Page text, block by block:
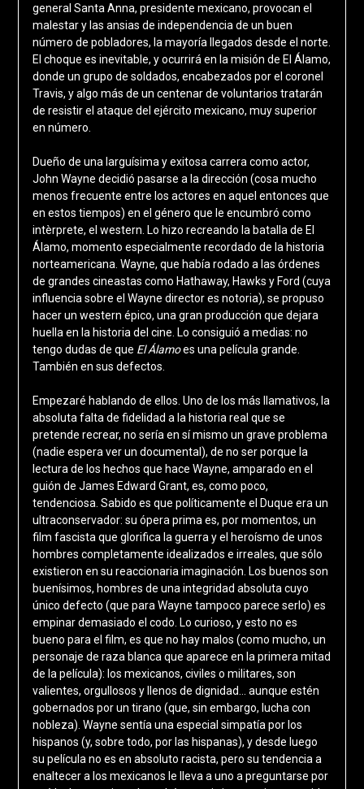
general Santa Anna, presidente mexicano, provocan el
malestar y las ansias de independencia de un buen
número de pobladores, la mayoría llegados desde el norte.
El choque es inevitable, y ocurrirá en la misión de El Álamo,
donde un grupo de soldados, encabezados por el coronel
Travis, y algo más de un centenar de voluntarios tratarán
de resistir el ataque del ejército mexicano, muy superior
en número.
Dueño de una larguísima y exitosa carrera como actor,
John Wayne decidió pasarse a la dirección (cosa mucho
menos frecuente entre los actores en aquel entonces que
en estos tiempos) en el género que le encumbró como
intèrprete, el western. Lo hizo recreando la batalla de El
Álamo, momento especialmente recordado de la historia
norteamericana. Wayne, que había rodado a las órdenes
de grandes cineastas como Hathaway, Hawks y Ford (cuya
influencia sobre el Wayne director es notoria), se propuso
hacer un western épico, una gran producción que dejara
huella en la historia del cine. Lo consiguió a medias: no
tengo dudas de que El Álamoes una película grande.
También en sus defectos.
Empezaré hablando de ellos. Uno de los más llamativos, la
absoluta falta de fidelidad a la historia real que se
pretende recrear, no sería en sí mismo un grave problema
(nadie espera ver un documental), de no ser porque la
lectura de los hechos que hace Wayne, amparado en el
guión de James Edward Grant, es, como poco,
tendenciosa. Sabido es que políticamente el Duque era un
ultraconservador: su ópera prima es, por momentos, un
film fascista que glorifica la guerra y el heroísmo de unos
hombres completamente idealizados e irreales, que sólo
existieron en su reaccionaria imaginación. Los buenos son
buenísimos, hombres de una integridad absoluta cuyo
único defecto (que para Wayne tampoco parece serlo) es
empinar demasiado el codo. Lo curioso, y esto no es
bueno para el film, es que no hay malos (como mucho, un
personaje de raza blanca que aparece en la primera mitad
de la película): los mexicanos, civiles o militares, son
valientes, orgullosos y llenos de dignidad… aunque estén
gobernados por un tirano (que, sin embargo, lucha con
nobleza). Wayne sentía una especial simpatía por los
hispanos (y, sobre todo, por las hispanas), y desde luego
su película no es en absoluto racista, pero su tendencia a
enaltecer a los mexicanos le lleva a uno a preguntarse por